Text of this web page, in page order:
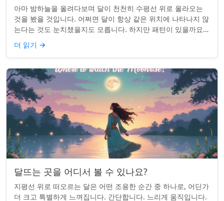
아마 밤하늘을 올려다보며 달이 천천히 수평선 위로 올라오는
것을 봤을 것입니다. 어쩌면 달이 항상 같은 위치에 나타나지 않
는다는 것도 눈치챘을지도 모릅니다. 하지만 패턴이 있을까요?
달은 정말 매번 동쪽에서 뜰까요?...
더 읽기 →
달뜨는 곳을 어디서 볼 수 있나요?
지평선 위로 떠오르는 달은 어떤 조용한 순간 중 하나로, 어딘가
더 크고 특별하게 느껴집니다. 간단합니다. 느리게 움직입니다.